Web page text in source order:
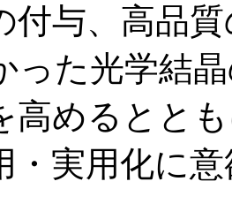
付与、高品
った光学結
高めるとと
・実用化に